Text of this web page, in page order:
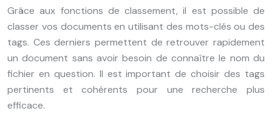
Grâce aux fonctions de classement, il est possible de
classer vos documents en utilisant des mots-clés ou des
tags. Ces derniers permettent de retrouver rapidement
un document sans avoir besoin de connaître le nom du
fichier en question. Il est important de choisir des tags
pertinents et cohérents pour une recherche plus
efficace.